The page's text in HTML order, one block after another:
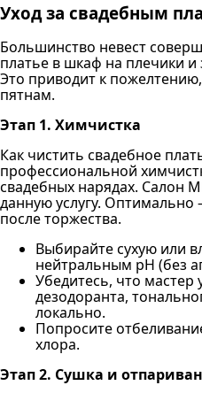
Уход за свадебным
Большинство невест
платье в шкаф на плечики
Это приводит к
пятнам.
Этап 1. Химчистка
Как чистить свадебное
профессиональной
свадебных нарядах. Салон
данную услугу. Оптимально
после торжества.
Выбирайте сухую или
нейтральным pH (без
Убедитесь, что мастер
дезодоранта,
локально.
Попросите
хлора.
Этап 2. Сушка и